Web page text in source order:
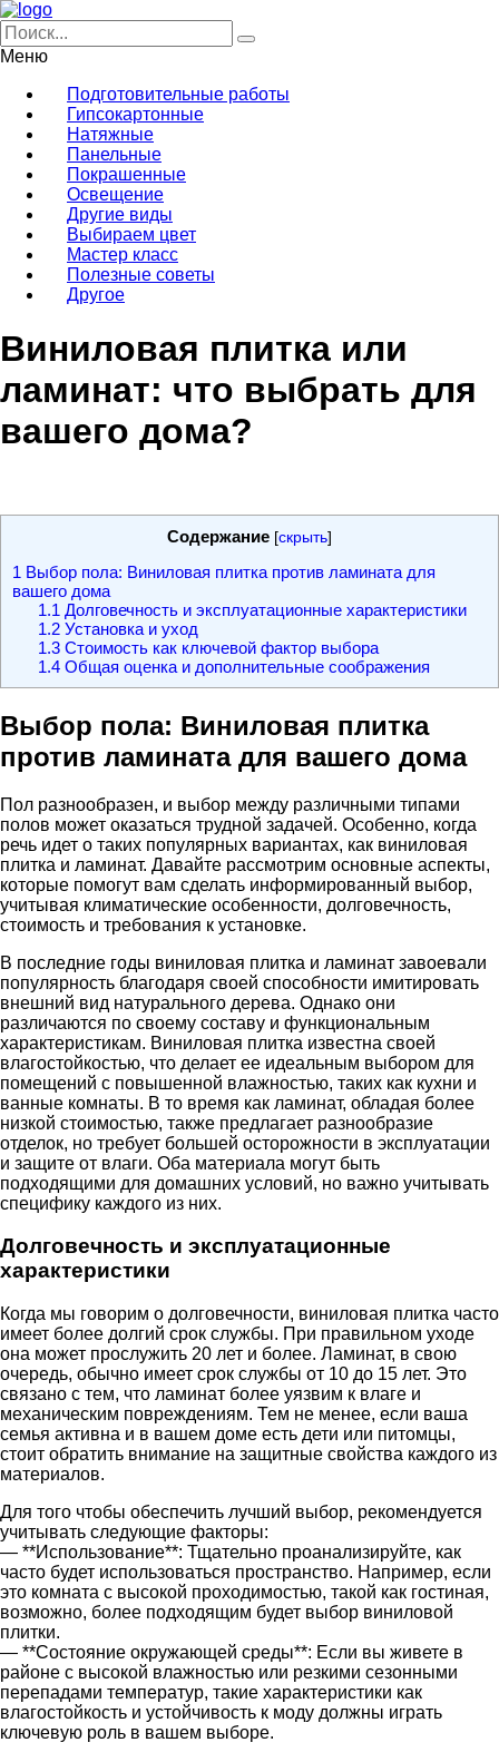
Меню
Подготовительные работы
Гипсокартонные
Натяжные
Панельные
Покрашенные
Освещение
Другие виды
Выбираем цвет
Мастер класс
Полезные советы
Другое
Виниловая плитка или
ламинат: что выбрать для
вашего дома?
Содержание [скрыть]
1 Выбор пола: Виниловая плитка против ламината для
вашего дома
1.1 Долговечность и эксплуатационные характеристики
1.2Установка и уход
1.3Стоимость как ключевой фактор выбора
1.4Общая оценка и дополнительные соображения
Выбор пола: Виниловая плитка
против ламината для вашего дома
Пол разнообразен, и выбор между различными типами
полов может оказаться трудной задачей. Особенно, когда
речь идет о таких популярных вариантах, как виниловая
плитка и ламинат. Давайте рассмотрим основные аспекты,
которые помогут вам сделать информированный выбор,
учитывая климатические особенности, долговечность,
стоимость и требования к установке.
В последние годы виниловая плитка и ламинат завоевали
популярность благодаря своей способности имитировать
внешний вид натурального дерева. Однако они
различаются по своему составу и функциональным
характеристикам. Виниловая плитка известна своей
влагостойкостью, что делает ее идеальным выбором для
помещений с повышенной влажностью, таких как кухни и
ванные комнаты. В то время как ламинат, обладая более
низкой стоимостью, также предлагает разнообразие
отделок, но требует большей осторожности в эксплуатации
и защите от влаги. Оба материала могут быть
подходящими для домашних условий, но важно учитывать
специфику каждого из них.
Долговечность и эксплуатационные
характеристики
Когда мы говорим о долговечности, виниловая плитка часто
имеет более долгий срок службы. При правильном уходе
она может прослужить 20 лет и более. Ламинат, в свою
очередь, обычно имеет срок службы от 10 до 15 лет. Это
связано с тем, что ламинат более уязвим к влаге и
механическим повреждениям. Тем не менее, если ваша
семья активна и в вашем доме есть дети или питомцы,
стоит обратить внимание на защитные свойства каждого из
материалов.
Для того чтобы обеспечить лучший выбор, рекомендуется
учитывать следующие факторы:
— **Использование**: Тщательно проанализируйте, как
часто будет использоваться пространство. Например, если
это комната с высокой проходимостью, такой как гостиная,
возможно, более подходящим будет выбор виниловой
плитки.
— **Состояние окружающей среды**: Если вы живете в
районе с высокой влажностью или резкими сезонными
перепадами температур, такие характеристики как
влагостойкость и устойчивость к моду должны играть
ключевую роль в вашем выборе.